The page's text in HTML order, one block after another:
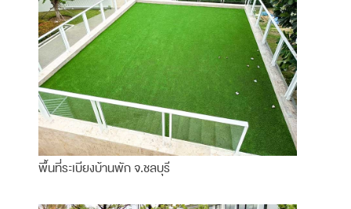
พื้นที่ระเบียงบ้านพัก จ.ชลบุรี